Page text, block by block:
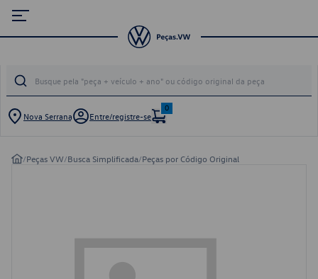
Nova Serrana Entre/registre-se
0
/Peças VW/Busca Simplificada/Peças por Código Original